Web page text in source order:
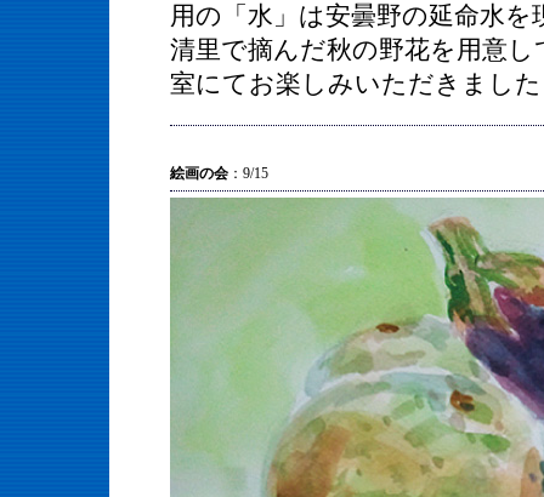
用の「水」は安曇野の延命水
清里で摘んだ秋の野花を用意
室にてお楽しみいただきまし
絵画の会 ：9/15